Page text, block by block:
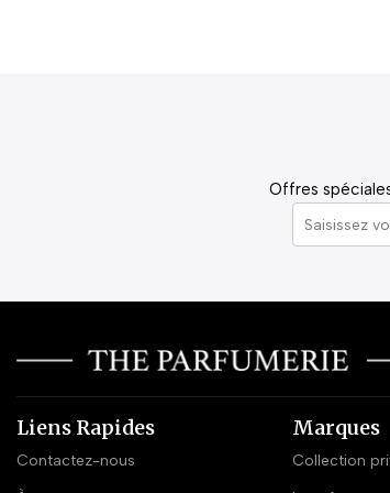
Offres
Liens Rapides
Contactez-nous
Marques
Collection